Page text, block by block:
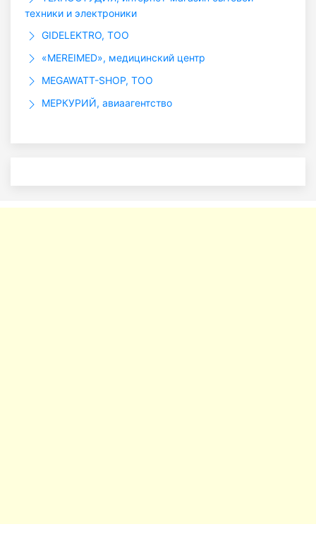
техники и электроники
GIDELEKTRO, ТОО
«MEREIMED», медицинский центр
MEGAWATT-SHOP, ТОО
МЕРКУРИЙ, авиаагентство